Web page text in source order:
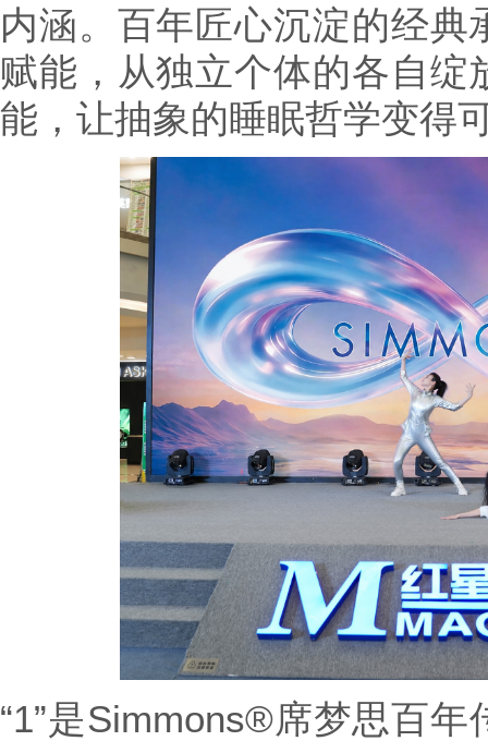
内涵。百年匠心沉淀的经
赋能，从独立个体的各自
能，让抽象的睡眠哲学变得
“1”是Simmons®席梦思百